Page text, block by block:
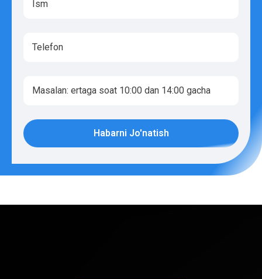
Habarni Jo'natish